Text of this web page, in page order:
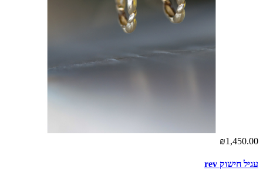
₪1,450.00
עגיל חישוק rev